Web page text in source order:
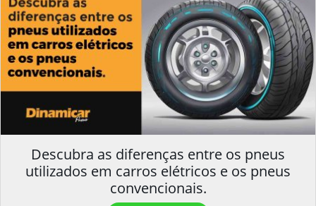
Descubra as diferenças entre os pneus
utilizados em carros elétricos e os pneus
convencionais.